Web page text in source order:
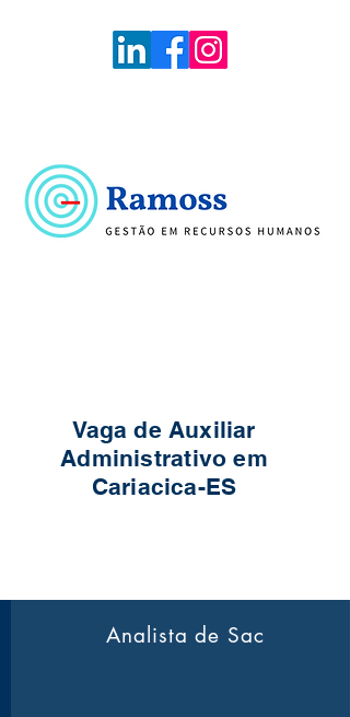
Vaga de Auxiliar
Administrativo em
Cariacica-ES
Analista de Sac